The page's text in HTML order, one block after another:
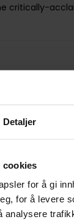
Detaljer
cookies
for å gi
for å levere
analysere
critically-
Paperback
Engelsk